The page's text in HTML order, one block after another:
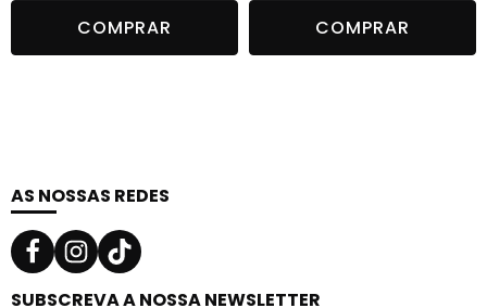
COMPRAR COMPRAR
AS NOSSAS REDES
SUBSCREVA A NOSSA NEWSLETTER